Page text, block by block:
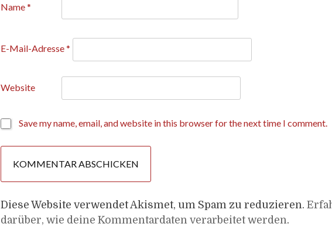
Name*
E-Mail-Adresse*
Website
Save my name, email, and website in this browser for the next time I comment.
Diese Website verwendet Akismet, um Spam zu reduzieren.
darüber, wie deine Kommentardaten verarbeitet werden.